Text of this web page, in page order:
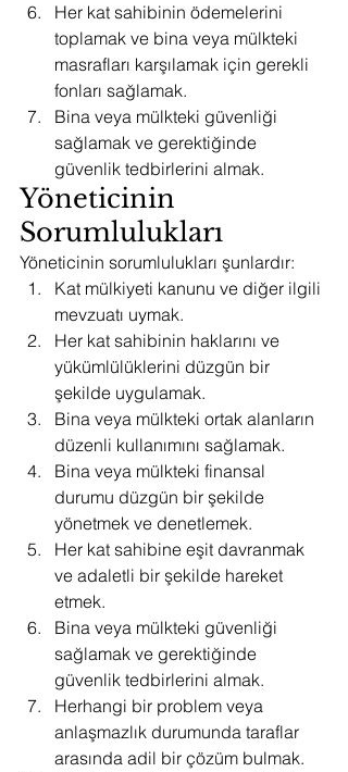
Her kat sahibinin ödemelerini
toplamak ve bina veya mülkteki
masrafları karşılamak için gerekli
fonları sağlamak.
Bina veya mülkteki güvenliği
sağlamak ve gerektiğinde
güvenlik tedbirlerini almak.
Yöneticinin
Sorumlulukları
Yöneticinin sorumlulukları şunlardır:
Kat mülkiyeti kanunu ve diğer ilgili
mevzuatı uymak.
Her kat sahibinin haklarını ve
yükümlülüklerini düzgün bir
şekilde uygulamak.
Bina veya mülkteki ortak alanların
düzenli kullanımını sağlamak.
Bina veya mülkteki finansal
durumu düzgün bir şekilde
yönetmek ve denetlemek.
Her kat sahibine eşit davranmak
ve adaletli bir şekilde hareket
etmek.
Bina veya mülkteki güvenliği
sağlamak ve gerektiğinde
güvenlik tedbirlerini almak.
Herhangi bir problem veya
anlaşmazlık durumunda taraflar
arasında adil bir çözüm bulmak.